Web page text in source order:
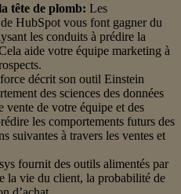
tête de plomb: Les
HubSpot vous font gagner du
les conduits à prédire la
aide votre équipe marketing à
décrit son outil Einstein
des sciences des données
vente de votre équipe et des
les comportements futurs des
suivantes à travers les ventes et
fournit des outils alimentés par
la vie du client, la probabilité de